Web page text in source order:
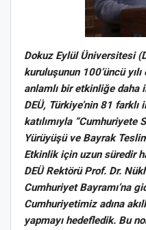
Dokuz Eylül Üniversitesi
kuruluşunun 100’üncü
anlamlı bir etkinliğe daha
DEÜ, Türkiye’nin 81
katılımıyla “Cumhuriyete
Yürüyüşü ve Bayrak
Etkinlik için uzun süredir
DEÜ Rektörü Prof. Dr.
Cumhuriyet Bayramı’na
Cumhuriyetimiz adına
yapmayı hedefledik. Bu